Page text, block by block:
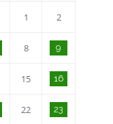
1 2
8 9
15 16
22 23